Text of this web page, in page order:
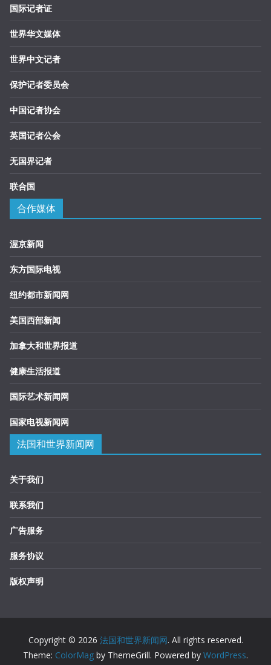
国际记者证
世界华文媒体
世界中文记者
保护记者委员会
中国记者协会
英国记者公会
无国界记者
联合国
合作媒体
渥京新闻
东方国际电视
纽约都市新闻网
美国西部新闻
加拿大和世界报道
健康生活报道
国际艺术新闻网
国家电视新闻网
法国和世界新闻网
关于我们
联系我们
广告服务
服务协议
版权声明
Copyright © 2026 法国和世界新闻网. All rights reserved.
Theme: ColorMag by ThemeGrill. Powered by WordPress.